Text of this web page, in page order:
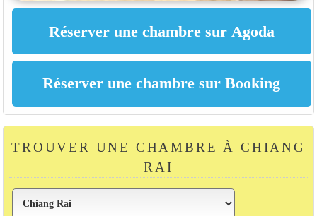
TROUVER UNE CHAMBRE À CHIANG
RAI